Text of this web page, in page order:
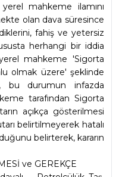
mahkeme ilamını
olan dava süresince
fahiş ve yetersiz
herhangi bir iddia
mahkeme 'Sigorta
olmak üzere' şeklinde
bu durumun infazda
tarafından Sigorta
açıkça gösterilmesi
belirtilmeyerek hatalı
belirterek, kararın
ve GEREKÇE